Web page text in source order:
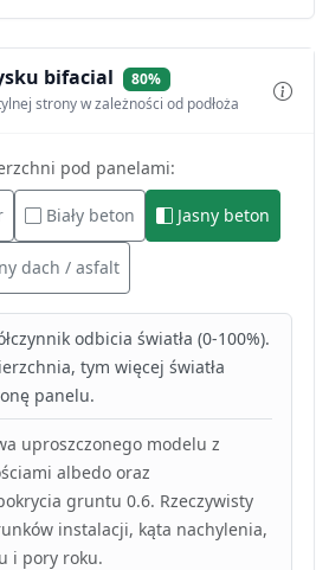
bifacial
80%
strony w zależności od podłoża
pod panelami:
Biały beton Jasny beton
dach / asfalt
odbicia światła (0-100%).
tym więcej światła
panelu.
uproszczonego modelu z
albedo oraz
gruntu 0.6. Rzeczywisty
instalacji, kąta nachylenia,
i pory roku.